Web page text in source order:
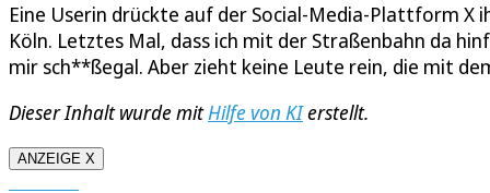
Eine Userin drückte auf der Social-Media-Plattform X
Köln. Letztes Mal, dass ich mit der Straßenbahn da
mir sch**ßegal. Aber zieht keine Leute rein, die mit
Dieser Inhalt wurde mitHilfe von KIerstellt.
ANZEIGE X